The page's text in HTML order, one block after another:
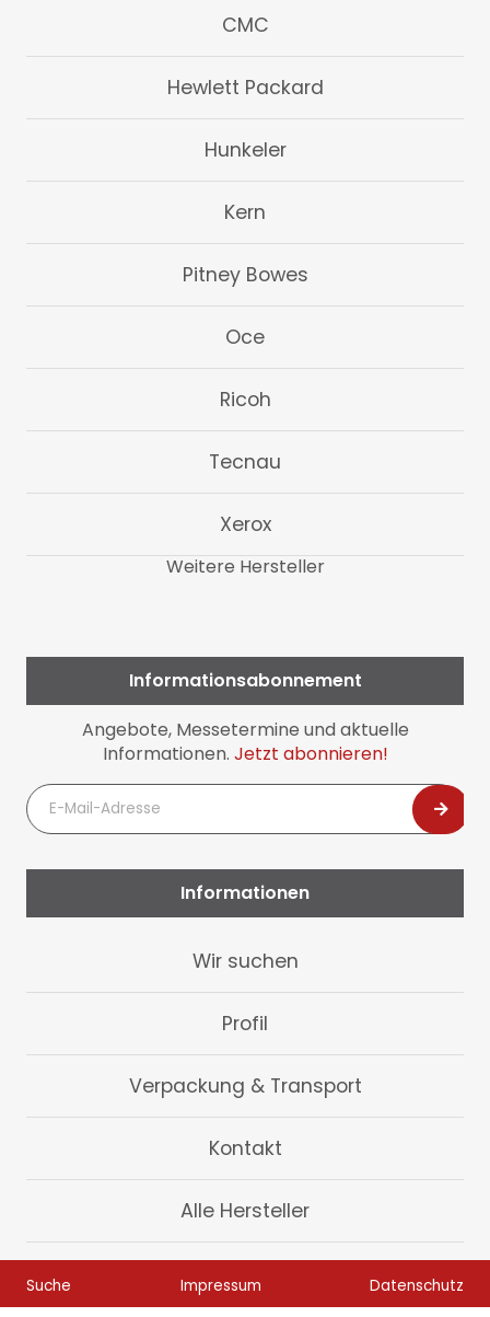
CMC
Hewlett Packard
Hunkeler
Kern
Pitney Bowes
Oce
Ricoh
Tecnau
Xerox
Weitere Hersteller
Informationsabonnement
Angebote, Messetermine und aktuelle
Informationen. Jetzt abonnieren!
E-
Mail-
Adresse
Informationen
überspringen
Wir suchen
Profil
Verpackung & Transport
Kontakt
Alle Hersteller
überspringen
Suche Impressum Datenschutz